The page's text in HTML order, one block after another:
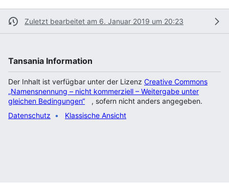
Zuletzt bearbeitet am 6. Januar 2019 um 20:23
Tansania Information
Der Inhalt ist verfügbar unter der Lizenz Creative Commons
„Namensnennung – nicht kommerziell – Weitergabe unter
gleichen Bedingungen“
, sofern nicht anders angegeben.
Datenschutz
Klassische Ansicht